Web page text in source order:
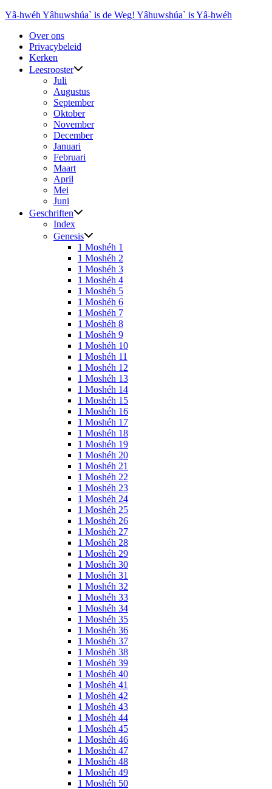
Ga
inhoud
Yâ-hwéh Yâhuwshúa` is de Weg! Yâhuwshúa` is Yâ-hwéh
Over ons
Privacybeleid
Kerken
Leesrooster
Juli
Augustus
September
Oktober
November
December
Januari
Februari
Maart
April
Mei
Juni
Geschriften
Index
Genesis
1 Moshéh 1
1 Moshéh 2
1 Moshéh 3
1 Moshéh 4
1 Moshéh 5
1 Moshéh 6
1 Moshéh 7
1 Moshéh 8
1 Moshéh 9
1 Moshéh 10
1 Moshéh 11
1 Moshéh 12
1 Moshéh 13
1 Moshéh 14
1 Moshéh 15
1 Moshéh 16
1 Moshéh 17
1 Moshéh 18
1 Moshéh 19
1 Moshéh 20
1 Moshéh 21
1 Moshéh 22
1 Moshéh 23
1 Moshéh 24
1 Moshéh 25
1 Moshéh 26
1 Moshéh 27
1 Moshéh 28
1 Moshéh 29
1 Moshéh 30
1 Moshéh 31
1 Moshéh 32
1 Moshéh 33
1 Moshéh 34
1 Moshéh 35
1 Moshéh 36
1 Moshéh 37
1 Moshéh 38
1 Moshéh 39
1 Moshéh 40
1 Moshéh 41
1 Moshéh 42
1 Moshéh 43
1 Moshéh 44
1 Moshéh 45
1 Moshéh 46
1 Moshéh 47
1 Moshéh 48
1 Moshéh 49
1 Moshéh 50